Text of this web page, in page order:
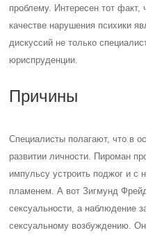
проблему. Интересен тот факт,
качестве нарушения психики
дискуссий не только
юриспруденции.
Причины
Специалисты полагают, что в
развитии личности. Пироман
импульсу устроить поджог и с
пламенем. А вот Зигмунд
сексуальности, а наблюдение
сексуальному возбуждению.